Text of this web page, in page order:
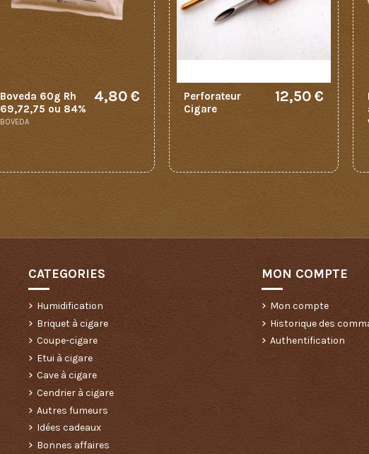
Boveda 60g Rh
69,72,75 ou 84%
BOVEDA
4,80 €
Perforateur
Cigare
12,50 €
CATEGORIES
Humidification
Briquet à cigare
Coupe-cigare
Etui à cigare
Cave à cigare
Cendrier à cigare
Autres fumeurs
Idées cadeaux
Bonnes affaires
MON COMPTE
Mon compte
Historique des
Authentification